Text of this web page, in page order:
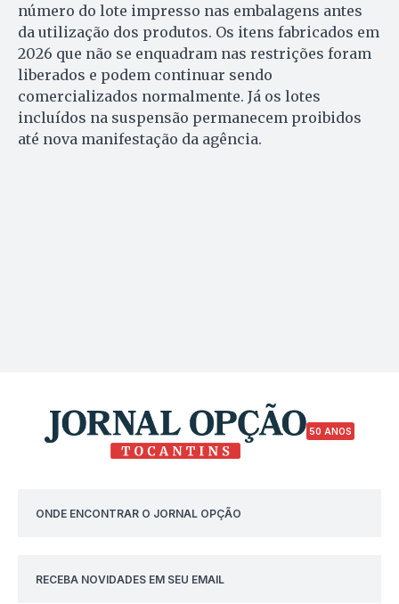
número do lote impresso nas embalagens antes
da utilização dos produtos. Os itens fabricados em
2026 que não se enquadram nas restrições foram
liberados e podem continuar sendo
comercializados normalmente. Já os lotes
incluídos na suspensão permanecem proibidos
até nova manifestação da agência.
50 ANOS
ONDE ENCONTRAR O JORNAL OPÇÃO
RECEBA NOVIDADES EM SEU EMAIL